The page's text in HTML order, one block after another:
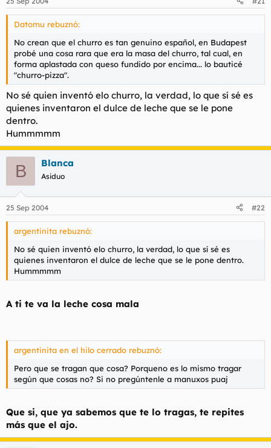
Datomu rebuznó:
No crean que el churro es tan genuino español, en Budapest
probé una cosa rara que era la masa del churro, tal cual, en
forma aplastada con queso fundido por encima... lo bauticé
"churro-pizza".
No sé quien inventó elo churro, la verdad, lo que sí sé es
quienes inventaron el dulce de leche que se le pone
dentro.
Hummmmm
B Blanca
Asiduo
25 Sep 2004 #22
argentinita rebuznó:
No sé quien inventó elo churro, la verdad, lo que sí sé es
quienes inventaron el dulce de leche que se le pone dentro.
Hummmmm
A ti te va la leche cosa mala
argentinita en el hilo cerrado rebuznó:
Pero que se tragan que cosa? Porqueno es lo mismo tragar
según que cosas no? Si no pregúntenle a manuxos puaj
Que si, que ya sabemos que te lo tragas, te repites
más que el ajo.